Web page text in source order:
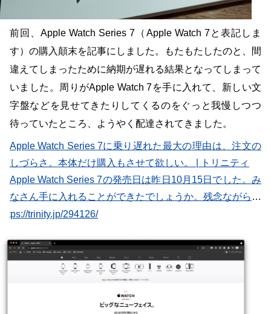
前回、Apple Watch Series 7（Apple Watch 7と表記しま
す）の購入顛末を記事にしました。もたもたしたのと、間
違えてしまったために納期が遅れる結果となってしまって
いました。周りがApple Watch 7を手に入れて、新しい文
字盤などを見せてきたりしてくるのをぐっと我慢しつつ
待っていたところ、ようやく配達されてきました。
Apple Watch Series 7に乗り遅れた最大の理由は、注文の
しづらさ。本体だけ購入もさせて欲しい。 | トリニティ
Apple Watch Series 7の発売日は昨日10月15日でした。み
なさん手に入れることができたでしょうか。残念ながら、
私は自分が欲しかったモデルは、発売日当日には手に入れ
れ、Appleも例外とならずに製品の在庫を潤沢に確保でき
なかったのかもしれません。 …
https://trinity.jp/294126/